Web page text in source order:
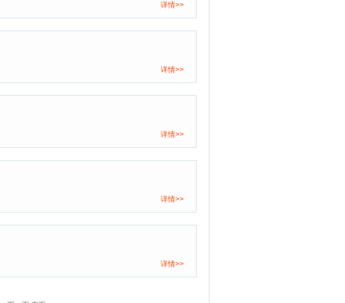
详情>>
详情>>
详情>>
详情>>
详情>>